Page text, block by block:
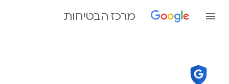
מרכז הבטיחות